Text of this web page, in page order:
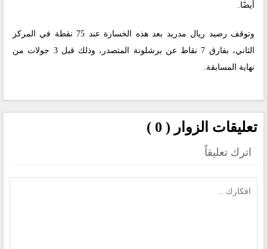
أيضًا.
وتوقف رصيد ريال مدريد بعد هذه الخسارة عند 75 نقطة في المركز
الثاني، بفارق 7 نقاط عن برشلونة المتصدر، وذلك قبل 3 جولات من
نهاية المسابقة.
تعليقات الزوار ( 0 )
اترك تعليقاً